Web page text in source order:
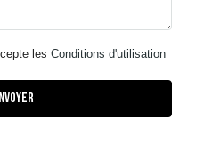
les Conditions d'utilisation